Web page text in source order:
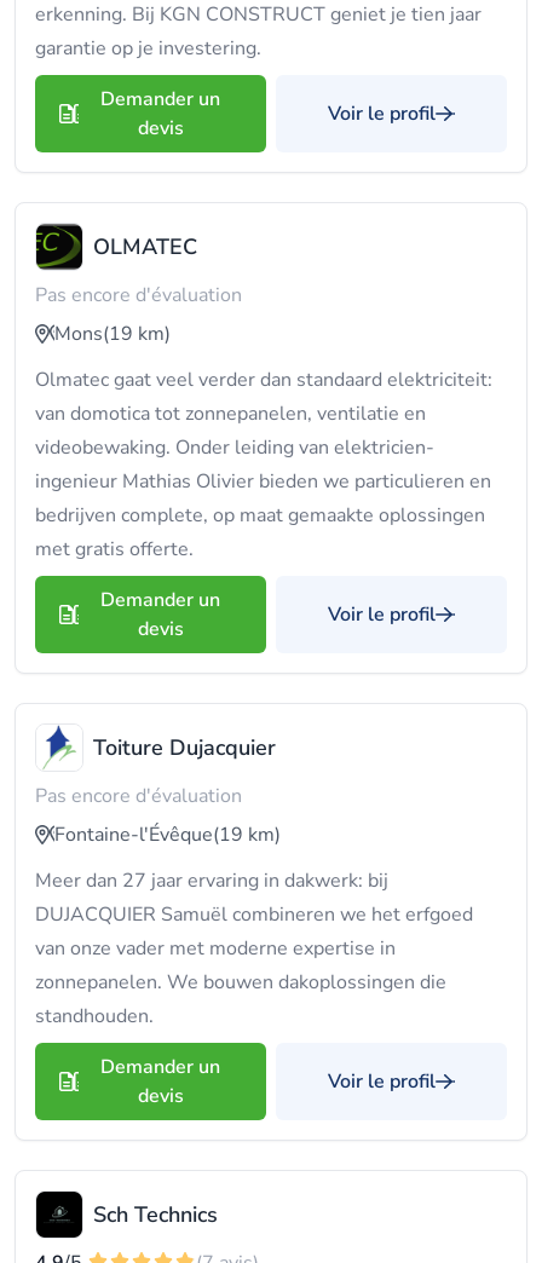
erkenning. Bij KGN CONSTRUCT geniet je tien jaar
garantie op je investering.
Demander un
devis
Voir le profil
OLMATEC
Pas encore d'évaluation
Mons(19 km)
Olmatec gaat veel verder dan standaard elektriciteit:
van domotica tot zonnepanelen, ventilatie en
videobewaking. Onder leiding van elektricien-
ingenieur Mathias Olivier bieden we particulieren en
bedrijven complete, op maat gemaakte oplossingen
met gratis offerte.
Demander un
devis
Voir le profil
Toiture Dujacquier
Pas encore d'évaluation
Fontaine-l'Évêque(19 km)
Meer dan 27 jaar ervaring in dakwerk: bij
DUJACQUIER Samuël combineren we het erfgoed
van onze vader met moderne expertise in
zonnepanelen. We bouwen dakoplossingen die
standhouden.
Demander un
devis
Voir le profil
Sch Technics